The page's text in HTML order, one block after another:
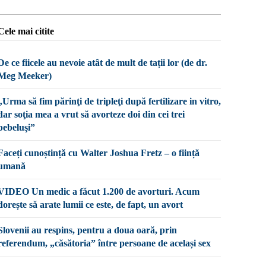
mai citite
ce fiicele au nevoie atât de mult de tații lor (de dr.
Meeker)
să fim părinţi de tripleţi după fertilizare in vitro,
soţia mea a vrut să avorteze doi din cei trei
cunoștință cu Walter Joshua Fretz – o ființă
Un medic a făcut 1.200 de avorturi. Acum
să arate lumii ce este, de fapt, un avort
au respins, pentru a doua oară, prin
„căsătoria” între persoane de același sex